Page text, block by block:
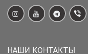
НАШИ КОНТАКТЫ